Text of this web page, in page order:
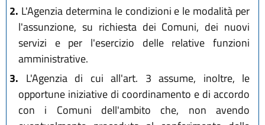
2. L'Agenzia determina le condizioni e le modalità per
l'assunzione, su richiesta dei Comuni, dei nuovi
servizi e per l'esercizio delle relative funzioni
amministrative.
3. L'Agenzia di cui all'art. 3 assume, inoltre, le
opportune iniziative di coordinamento e di accordo
con i Comuni dell'ambito che, non avendo